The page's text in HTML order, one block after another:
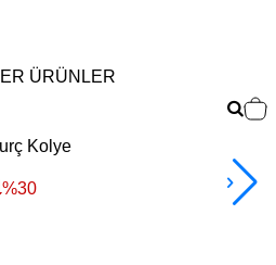
ÜRÜNLER
Kolye
%30